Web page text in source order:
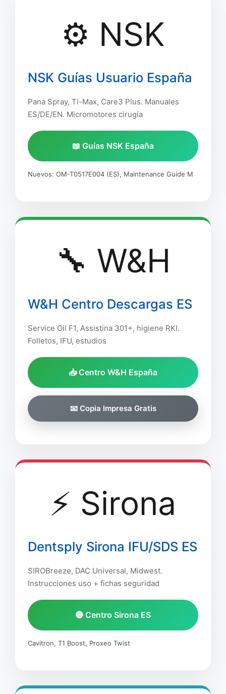
⚙️ NSK
NSK Guías Usuario España
Pana Spray, Ti-Max, Care3 Plus. Manuales
ES/DE/EN. Micromotores cirugía
📖 Guías NSK España
Nuevos: OM-T0517E004 (ES), Maintenance Guide M
🔧 W&H
W&H Centro Descargas ES
Service Oil F1, Assistina 301+, higiene RKI.
Folletos, IFU, estudios
📥 Centro W&H España
📧 Copia Impresa Gratis
⚡ Sirona
Dentsply Sirona IFU/SDS ES
SIROBreeze, DAC Universal, Midwest.
Instrucciones uso + fichas seguridad
🔴 Centro Sirona ES
Cavitron, T1 Boost, Proxeo Twist